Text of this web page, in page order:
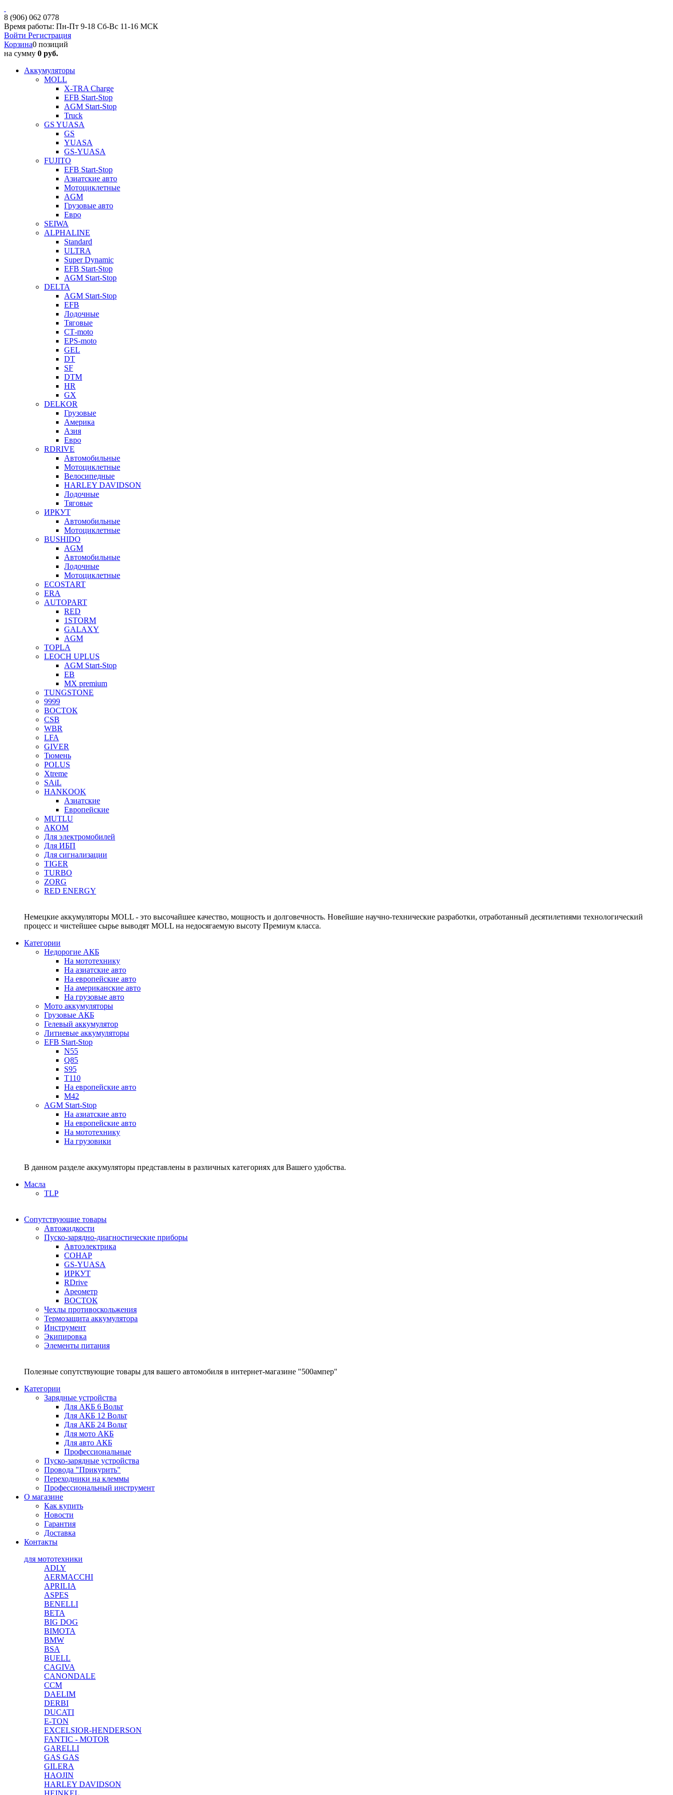
8 (906) 062 0778
Время работы: Пн-Пт 9-18 Сб-Вс 11-16 МСК
Войти Регистрация
Корзина0 позиций
на сумму 0 руб.
Аккумуляторы
MOLL
X-TRA Charge
EFB Start-Stop
AGM Start-Stop
Truck
GS YUASA
GS
YUASA
GS-YUASA
FUJITO
EFB Start-Stop
Азиатские авто
Мотоциклетные
AGM
Грузовые авто
Евро
SEIWA
ALPHALINE
Standard
ULTRA
Super Dynamic
EFB Start-Stop
AGM Start-Stop
DELTA
AGM Start-Stop
EFB
Лодочные
Тяговые
СТ-moto
EPS-moto
GEL
DT
SF
DTM
HR
GX
DELKOR
Грузовые
Америка
Азия
Евро
RDRIVE
Автомобильные
Мотоциклетные
Велосипедные
HARLEY DAVIDSON
Лодочные
Тяговые
ИРКУТ
Автомобильные
Мотоциклетные
BUSHIDO
AGM
Автомобильные
Лодочные
Мотоциклетные
ECOSTART
ERA
AUTOPART
RED
1STORM
GALAXY
AGM
TOPLA
LEOCH UPLUS
AGM Start-Stop
EB
MX premium
TUNGSTONE
9999
ВОСТОК
CSB
WBR
LFA
GIVER
Тюмень
POLUS
Xtreme
SAiL
HANKOOK
Азиатские
Европейские
MUTLU
АКОМ
Для электромобилей
Для ИБП
Для сигнализации
TIGER
TURBO
ZORG
RED ENERGY
Немецкие аккумуляторы MOLL - это высочайшее качество, мощность и долговечность. Новейшие научно-технические разработки, отработанный десятилетиями технологический
процесс и чистейшее сырье выводят MOLL на недосягаемую высоту Премиум класса.
Категории
Недорогие АКБ
На мототехнику
На азиатские авто
На европейские авто
На американские авто
На грузовые авто
Мото аккумуляторы
Грузовые АКБ
Гелевый аккумулятор
Литиевые аккумуляторы
EFB Start-Stop
N55
Q85
S95
T110
На европейские авто
M42
AGM Start-Stop
На азиатские авто
На европейские авто
На мототехнику
На грузовики
В данном разделе аккумуляторы представлены в различных категориях для Вашего удобства.
Масла
TLP
Сопутствующие товары
Автожидкости
Пуско-зарядно-диагностические приборы
Автоэлектрика
СОНАР
GS-YUASA
ИРКУТ
RDrive
Ареометр
ВОСТОК
Чехлы противоскольжения
Термозащита аккумулятора
Инструмент
Экипировка
Элементы питания
Полезные сопутствующие товары для вашего автомобиля в интернет-магазине "500ампер"
Категории
Зарядные устройства
Для АКБ 6 Вольт
Для АКБ 12 Вольт
Для АКБ 24 Вольт
Для мото АКБ
Для авто АКБ
Профессиональные
Пуско-зарядные устройства
Провода "Прикурить"
Переходники на клеммы
Профессиональный инструмент
О магазине
Как купить
Новости
Гарантия
Доставка
Контакты
для мототехники
ADLY
AERMACCHI
APRILIA
ASPES
BENELLI
BETA
BIG DOG
BIMOTA
BMW
BSA
BUELL
CAGIVA
CANONDALE
CCM
DAELIM
DERBI
DUCATI
E-TON
EXCELSIOR-HENDERSON
FANTIC - MOTOR
GARELLI
GAS GAS
GILERA
HAOJIN
HARLEY DAVIDSON
HEINKEL